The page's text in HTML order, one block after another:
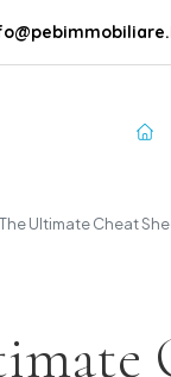
The Ultimate Cheat